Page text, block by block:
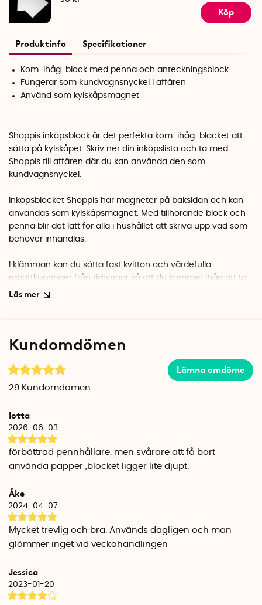
Köp
Produktinfo Specifikationer
Kom-ihåg-block med penna och anteckningsblock
Fungerar som kundvagnsnyckel i affären
Använd som kylskåpsmagnet
Shoppis inköpsblock är det perfekta kom-ihåg-blocket att
sätta på kylskåpet. Skriv ner din inköpslista och ta med
Shoppis till affären där du kan använda den som
kundvagnsnyckel.
Inköpsblocket Shoppis har magneter på baksidan och kan
användas som kylskåpsmagnet. Med tillhörande block och
penna blir det lätt för alla i hushållet att skriva upp vad som
behöver inhandlas.
I klämman kan du sätta fast kvitton och värdefulla
rabattkuponger från tidningar så att du kommer ihåg att ta
med dem till affären. I affären kan du sedan använda den
Kundomdömen
Lämna omdöme
29 Kundomdömen
lotta
2026-06-03
förbättrad pennhållare. men svårare att få bort
använda papper ,blocket ligger lite djupt.
Åke
2024-04-07
Mycket trevlig och bra. Används dagligen och man
glömmer inget vid veckohandlingen
Jessica
2023-01-20